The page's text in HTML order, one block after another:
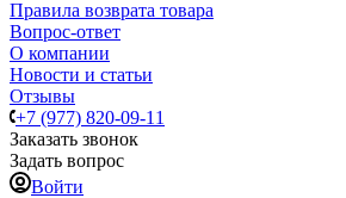
Правила возврата товара
Вопрос-ответ
О компании
Новости и статьи
Отзывы
+7 (977) 820-09-11
Заказать звонок
Задать вопрос
Войти